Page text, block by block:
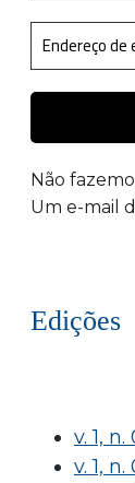
Não
Um e-mail
Edições
v. 1,
v. 1,